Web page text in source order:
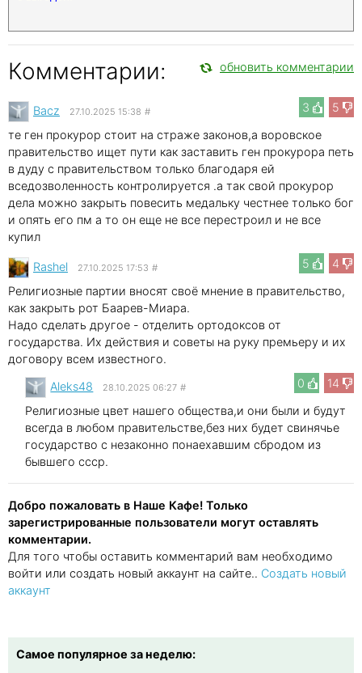
Комментарии: обновить комментарии
3 5
Bacz 27.10.2025 15:38 #
те ген прокурор стоит на страже законов,а воровское
правительство ищет пути как заставить ген прокурора петь
в дуду с правительством только благодаря ей
вседозволенность контролируется .а так свой прокурор
дела можно закрыть повесить медальку честнее только бог
и опять его пм а то он еще не все перестроил и не все
купил
5
4
Rashel 27.10.2025 17:53 #
Религиозные партии вносят своё мнение в правительство,
как закрыть рот Баарев-Миара.
Надо сделать другое - отделить ортодоксов от
государства. Их действия и советы на руку премьеру и их
договору всем известного.
0
14
Aleks48 28.10.2025 06:27 #
Религиозные цвет нашего общества,и они были и будут
всегда в любом правительстве,без них будет свинячье
государство с незаконно понаехавшим сбродом из
бывшего ссср.
Добро пожаловать в Наше Кафе! Только
зарегистрированные пользователи могут оставлять
комментарии.
Для того чтобы оставить комментарий вам необходимо
войти или создать новый аккаунт на сайте.. Создать новый
аккаунт
Самое популярное за неделю: